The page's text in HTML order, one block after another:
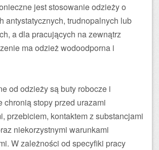
jest stosowanie odzieży o
antystatycznych, trudnopalnych lub
a dla pracujących na zewnątrz
ma odzież wodoodporna i
od odzieży są buty robocze i
chronią stopy przed urazami
przebiciem, kontaktem z substancjami
niekorzystnymi warunkami
W zależności od specyfiki pracy